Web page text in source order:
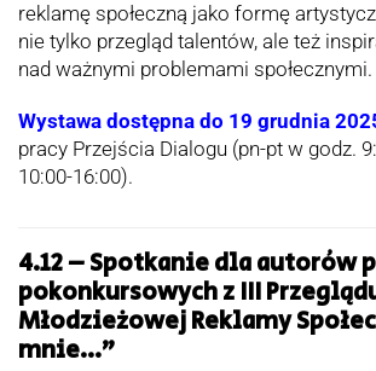
reklamę społeczną jako formę
nie tylko przegląd talentów, ale też
nad ważnymi problemami społecznymi.
Wystawa dostępna do 19 grudnia
pracy Przejścia Dialogu (pn-pt w godz.
10:00-16:00).
4.12 – Spotkanie dla autorów
pokonkursowych z III
Młodzieżowej Reklamy
mnie…”